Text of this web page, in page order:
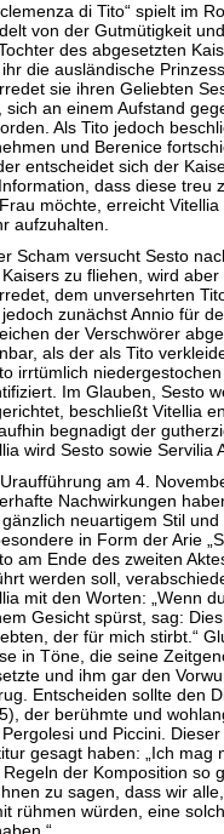
clemenza di Tito“ spielt im
von der Gutmütigkeit
des abgesetzten
die ausländische
sie ihren Geliebten
sich an einem Aufstand
Als Tito jedoch
und Berenice
entscheidet sich der
dass diese treu
möchte, erreicht
aufzuhalten.
Scham versucht Sesto
zu fliehen, wird
dem unversehrten
zunächst Annio für
der Verschwörer
als der als Tito
irrtümlich
Im Glauben, Sesto
beschließt Vitellia
begnadigt der
wird Sesto sowie Servilia
am 4.
Nachwirkungen
neuartigem Stil
in Form der Arie
am Ende des zweiten
werden soll,
mit den Worten: „Wenn
Gesicht spürst, sag:
der für mich stirbt.“
in Töne, die seine
und ihm gar den
Entscheiden sollte den
der berühmte und
und Piccini.
gesagt haben: „Ich mag
der Komposition so
zu sagen, dass wir
rühmen würden, eine